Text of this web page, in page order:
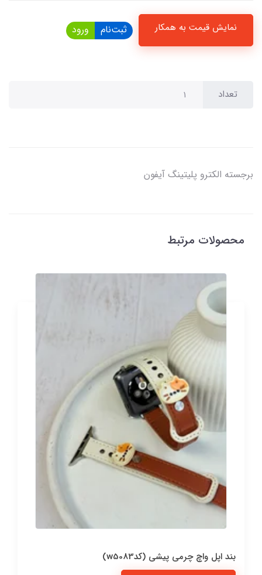
نمایش قیمت به همکار ثبت‌نام ورود
تعداد
برجسته الکترو پلیتینگ آیفون
محصولات مرتبط
بند اپل واچ چرمی پیشی (کدw5083)